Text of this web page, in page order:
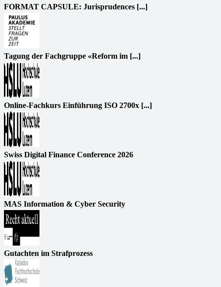
FORMAT CAPSULE: Jurisprudences [...]
Tagung der Fachgruppe «Reform im [...]
Online-Fachkurs Einführung ISO 2700x [...]
Swiss Digital Finance Conference 2026
MAS Information & Cyber Security
Gutachten im Strafprozess